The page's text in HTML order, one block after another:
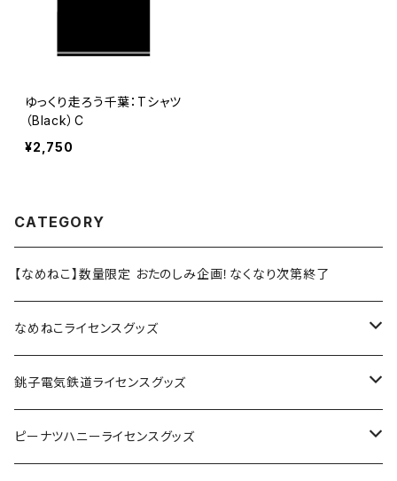
ゆっくり走ろう千葉：Tシャツ
（Black）C
¥2,750
CATEGORY
【なめねこ】数量限定 おたのしみ企画！なくなり次第終了
なめねこライセンスグッズ
Tシャツ
キャップ
銚子電気鉄道ライセンスグッズ
ステッカー
ピーナツハニーライセンスグッズ